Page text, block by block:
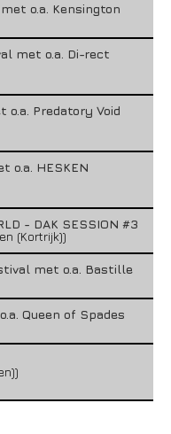
o.a. Kensington
met o.a. Di-rect
o.a. Predatory Void
o.a. HESKEN
- DAK SESSION #3
(Kortrijk))
met o.a. Bastille
Queen of Spades